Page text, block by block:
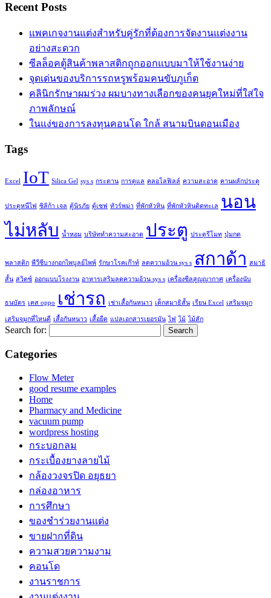
Recent Posts
แพคเกจงานแต่งสำหรับคู่รักที่ต้องการจัดงานแต่งงาน
อย่างสะดวก
ซีลล็อคตู้สินค้าพลาสติกถูกออกแบบมาให้ใช้งานง่าย
จุดเด่นของบริการรถหรูพร้อมคนขับภูเก็ต
คลินิกรักษาผมร่วง ผมบางทางเลือกของคนยุคใหม่ที่ใส่ใจ
ภาพลักษณ์
ในแง่ของการลงทุนคอนโด ใกล้ สนามบินดอนเมือง
Tags
Excel IoT Silica Gel sys s กระดาน การดูแล คลอโลฟิลล์ ความสะอาด คานผลักประตู
ประตูหนีไฟ ซิลิก้า เจล ตู้นิรภัย ตู้เซฟ ทัวร์พม่า ที่พักหัวหิน ที่พักหัวหินติดทะเล นอน
ไม่หลับ น้ำหอม บริษัททำความสะอาด ประตู ประตูรีโมท ปุ่มกด
พลาสติก พีวีซีบางกอกไพบูลย์ไพพ์ รักษาโรคเก๊าท์ ลดความอ้วน sys s สกาด้า สมาธิ
สั้น สวิตซ์ ออกแบบโรงงาน อาหารเสริมลดความอ้วน sys s เครื่องซีลสูญญากาศ เครื่องนับ
ธนบัตร เคส oppo เช่ารถ เช่าเสื้อกันหนาว เด็กสมาธิสั้น เรียน Excel เสริมจมูก
เสริมจมูกที่ไหนดี เสื้อกันหนาว เสื้อยืด แปลเอกสารเยอรมัน ไฟ ไม้ ไม้สัก
Search for:
Categories
Flow Meter
good resume examples
Home
Pharmacy and Medicine
vacuum pump
wordpress hosting
กระบอกลม
กระเบื้องยางลายไม้
กล้องวงจรปิด อยุธยา
กล่องอาหาร
การศึกษา
ของชำร่วยงานแต่ง
ขายฝากที่ดิน
ความสวยความงาม
คอนโด
งานราชการ